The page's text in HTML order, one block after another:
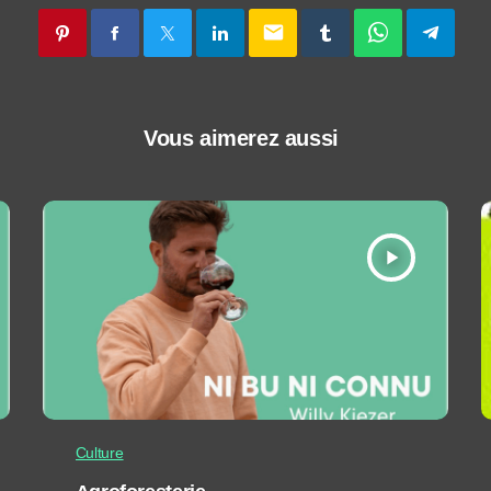
email
Vous aimerez aussi
play_arrow
Culture